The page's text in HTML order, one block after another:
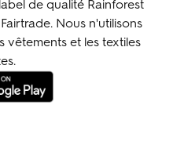
de qualité Rainforest
Nous n'utilisons
et les textiles